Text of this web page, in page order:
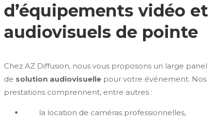
d’équipements vidéo et
audiovisuels de pointe
Chez AZ Diffusion, nous vous proposons un large panel
de solution audiovisuelle pour votre événement. Nos
prestations comprennent, entre autres :
la location de caméras professionnelles,